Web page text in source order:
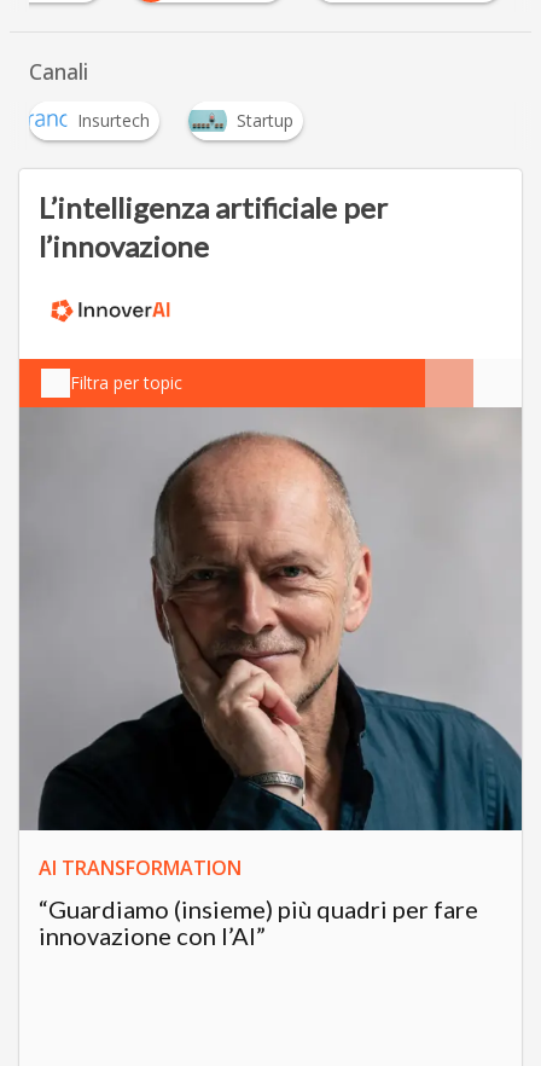
Canali
Insurtech Startup
L’intelligenza artificiale per
l’innovazione
Filtra per topic
AI TRANSFORMATION
“Guardiamo (insieme) più quadri per fare
innovazione con l’AI”